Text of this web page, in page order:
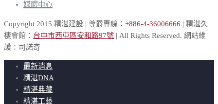
媒體中心
Copyright 2015 精湛建設 | 尊爵專線： +886-4-36006666 | 精湛久
棲會館： 台中市西屯區安和路97號 | All Rights Reserved. 網站維
護：司諾奇
最新消息
精湛DNA
精湛典藏
精湛工藝